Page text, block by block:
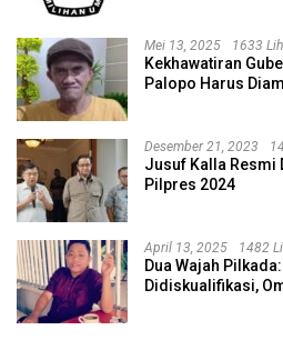
Mei 13, 2025 1633
Kekhawatiran
Palopo Harus
Desember 21, 2023
Jusuf Kalla Resmi
Pilpres 2024
April 13, 2025 1482
Dua Wajah
Didiskualifikasi,